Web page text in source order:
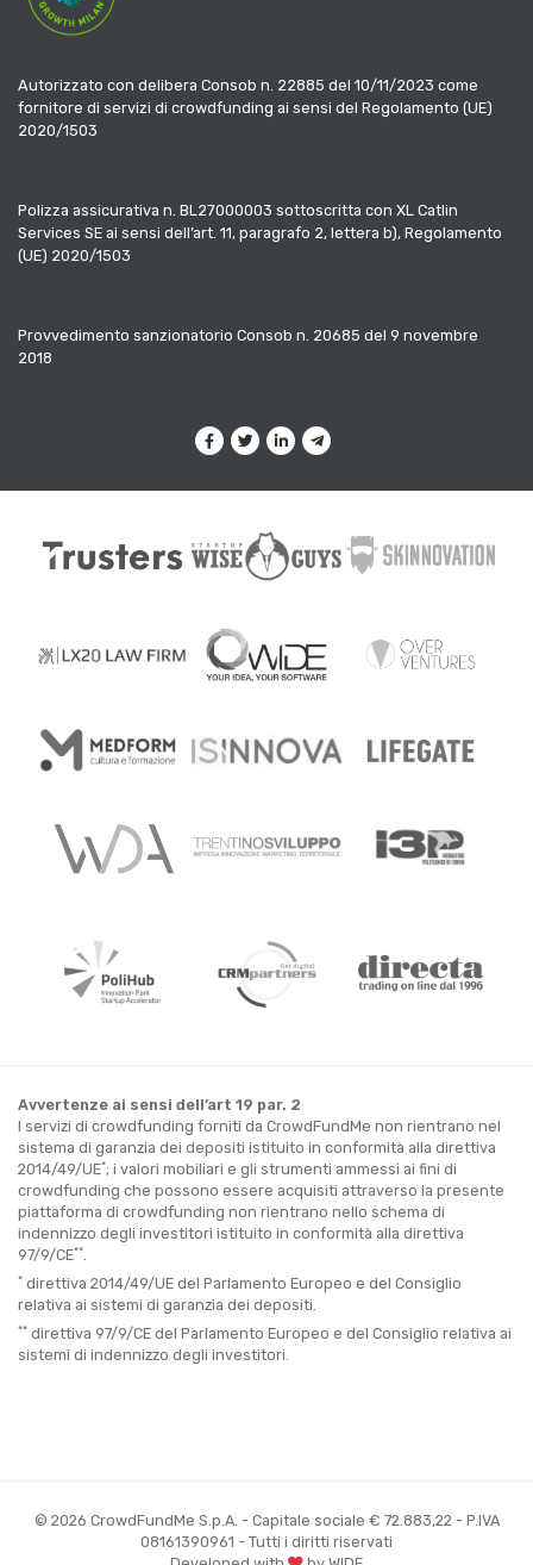
Autorizzato con delibera Consob n. 22885 del 10/11/2023 come
fornitore di servizi di crowdfunding ai sensi del Regolamento (UE)
2020/1503
Polizza assicurativa n. BL27000003 sottoscritta con XL Catlin
Services SE ai sensi dell’art. 11, paragrafo 2, lettera b), Regolamento
(UE) 2020/1503
Provvedimento sanzionatorio Consob n. 20685 del 9 novembre
2018
Avvertenze ai sensi dell’art 19 par. 2
I servizi di crowdfunding forniti da CrowdFundMe non rientrano nel
sistema di garanzia dei depositi istituito in conformità alla direttiva
2014/49/UE*; i valori mobiliari e gli strumenti ammessi ai fini di
crowdfunding che possono essere acquisiti attraverso la presente
piattaforma di crowdfunding non rientrano nello schema di
indennizzo degli investitori istituito in conformità alla direttiva
97/9/CE**.
* direttiva 2014/49/UE del Parlamento Europeo e del Consiglio
relativa ai sistemi di garanzia dei depositi.
** direttiva 97/9/CE del Parlamento Europeo e del Consiglio relativa ai
sistemi di indennizzo degli investitori.
© 2026 CrowdFundMe S.p.A. - Capitale sociale € 72.883,22 - P.IVA
08161390961 - Tutti i diritti riservati